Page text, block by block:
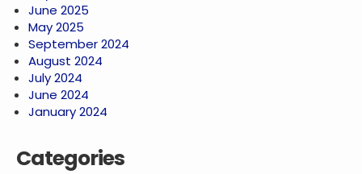
June 2025
May 2025
September 2024
August 2024
July 2024
June 2024
January 2024
Categories